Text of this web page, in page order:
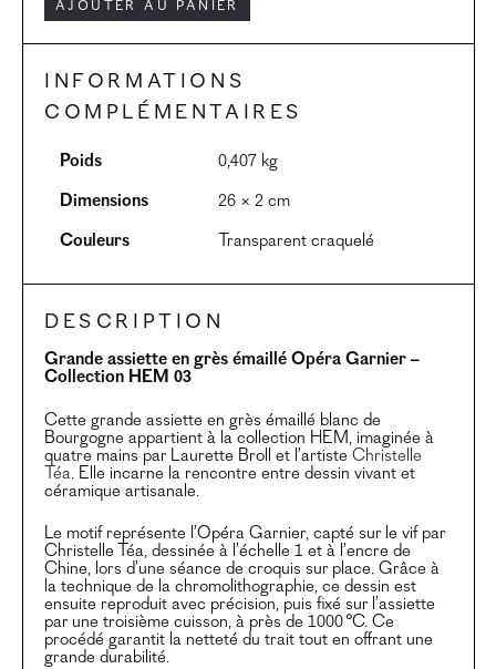
assiette
Garnier
Ajouter au panier
Informations
complémentaires
Poids 0,407 kg
Dimensions 26 × 2 cm
Couleurs Transparent craquelé
Description
Grande assiette en grès émaillé Opéra Garnier –
Collection HEM 03
Cette grande assiette en grès émaillé blanc de
Bourgogne appartient à la collection HEM, imaginée à
quatre mains par Laurette Broll et l’artiste Christelle
Téa. Elle incarne la rencontre entre dessin vivant et
céramique artisanale.
Le motif représente l’Opéra Garnier, capté sur le vif par
Christelle Téa, dessinée à l’échelle 1 et à l’encre de
Chine, lors d’une séance de croquis sur place. Grâce à
la technique de la chromolithographie, ce dessin est
ensuite reproduit avec précision, puis fixé sur l’assiette
par une troisième cuisson, à près de 1000 °C. Ce
procédé garantit la netteté du trait tout en offrant une
grande durabilité.